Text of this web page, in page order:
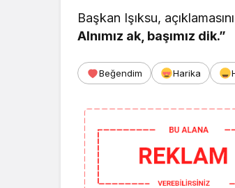
Başkan Işıksu,
Alnımız ak, başımız dik.”
Beğendim Harika